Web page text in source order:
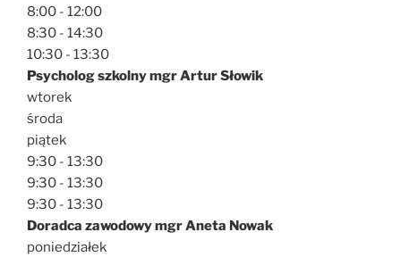
8:00 - 12:00
8:30 - 14:30
10:30 - 13:30
Psycholog szkolny mgr Artur Słowik
wtorek
środa
piątek
9:30 - 13:30
9:30 - 13:30
9:30 - 13:30
Doradca zawodowy mgr Aneta Nowak
poniedziałek